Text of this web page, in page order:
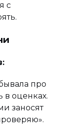
с
про
в оценках.
заносят